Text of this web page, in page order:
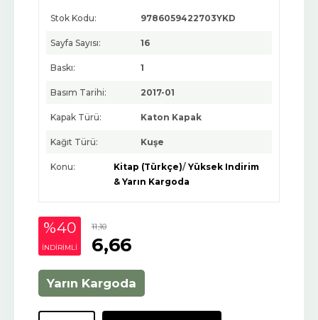
Stok Kodu: 9786059422703YKD
Sayfa Sayısı: 16
Baskı: 1
Basım Tarihi: 2017-01
Kapak Türü: Katon Kapak
Kağıt Türü: Kuşe
Konu: Kitap (Türkçe)/Yüksek Indirim
& Yarın Kargoda
%40
INDIRIMLI
11,10
6,66
Yarın Kargoda